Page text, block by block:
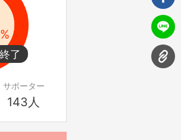
%
サポーター
143人